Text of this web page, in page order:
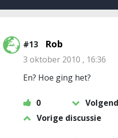
#13 Rob
3 oktober 2010 , 16:36
En? Hoe ging het?
0
Vorige discussie